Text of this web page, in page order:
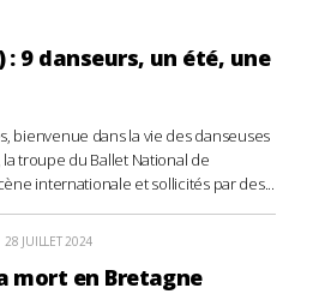
9 danseurs, un été, une
bienvenue dans la vie des danseuses
la troupe du Ballet National de
internationale et sollicités par des...
28 JUILLET 2024
mort en Bretagne